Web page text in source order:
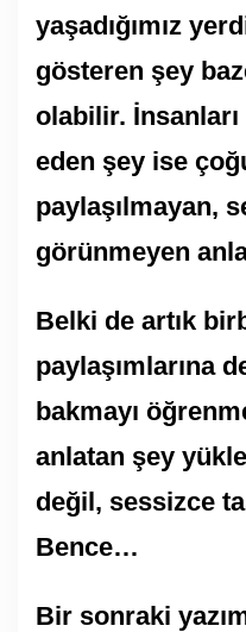
yaşadığımız
gösteren şey
olabilir.
eden şey ise
paylaşılmayan,
görünmeyen
Belki de artık
paylaşımlarına
bakmayı
anlatan şey
değil, sessizce
Bence…
Bir sonraki